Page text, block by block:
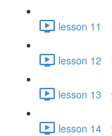
lesson 11
lesson 12
lesson 13
lesson 14